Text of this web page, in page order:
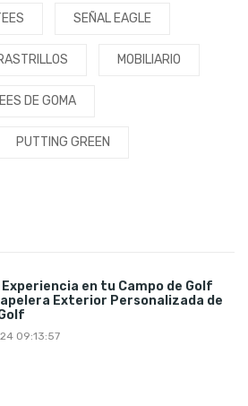
SEÑAL EAGLE
MOBILIARIO
DE GOMA
PUTTING GREEN
Experiencia en tu Campo de Golf
Exterior Personalizada de
09:13:57